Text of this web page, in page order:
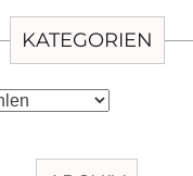
KATEGORIEN